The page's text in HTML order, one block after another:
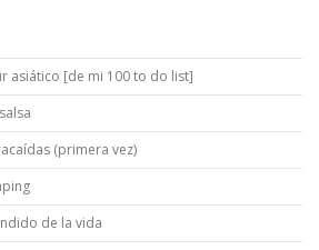
asiático [de mi 100 to do list]
(primera vez)
de la vida